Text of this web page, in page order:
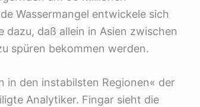
Wassermangel entwickele sich
daß allein in Asien zwischen
spüren bekommen werden.
in den instabilsten Regionen« der
Analytiker. Fingar sieht die